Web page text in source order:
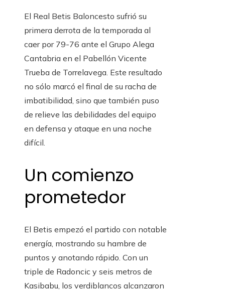
El Real Betis Baloncesto sufrió su
primera derrota de la temporada al
caer por 79-76 ante el Grupo Alega
Cantabria en el Pabellón Vicente
Trueba de Torrelavega. Este resultado
no sólo marcó el final de su racha de
imbatibilidad, sino que también puso
de relieve las debilidades del equipo
en defensa y ataque en una noche
difícil.
Un comienzo
prometedor
El Betis empezó el partido con notable
energía, mostrando su hambre de
puntos y anotando rápido. Con un
triple de Radoncic y seis metros de
Kasibabu, los verdiblancos alcanzaron